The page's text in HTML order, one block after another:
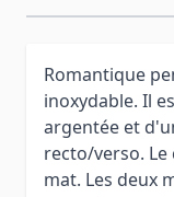
Romantique
inoxydable. Il
argentée et
recto/verso.
mat. Les deux